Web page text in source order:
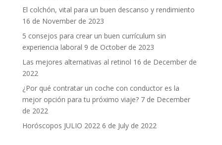
El colchón, vital para un buen descanso y rendimiento
16 de November de 2023
5 consejos para crear un buen currículum sin
experiencia laboral 9 de October de 2023
Las mejores alternativas al retinol 16 de December de
2022
¿Por qué contratar un coche con conductor es la
mejor opción para tu próximo viaje? 7 de December
de 2022
Horóscopos JULIO 2022 6 de July de 2022